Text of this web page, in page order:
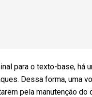
para o texto-base, há
Dessa forma, uma
pela manutenção do